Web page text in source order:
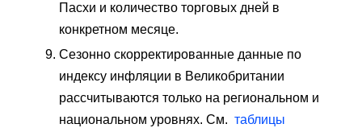
Пасхи и количество торговых дней в
конкретном месяце.
Сезонно скорректированные данные по
индексу инфляции в Великобритании
рассчитываются только на региональном и
национальном уровнях. См. таблицы